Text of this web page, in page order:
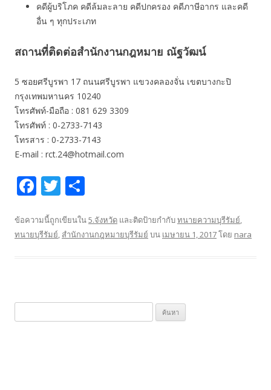
คดีผู้บริโภค คดีล้มละลาย คดีปกครอง คดีภาษีอากร และคดี
อื่น ๆ ทุกประเภท
สถานที่ติดต่อสำนักงานกฎหมาย ณัฐวัฒน์
5 ซอยศรีบูรพา 17 ถนนศรีบูรพา แขวงคลองจั่น เขตบางกะปิ
กรุงเทพมหานคร 10240
โทรศัพท์-มือถือ : 081 629 3309
โทรศัพท์ : 0-2733-7143
โทรสาร : 0-2733-7143
E-mail : rct.24@hotmail.com
F
e
b
k
T
itt
er
ar
e
ข้อความนี้ถูกเขียนใน5.จังหวัด และติดป้ายกำกับทนายความบุรีรัมย์,
ทนายบุรีรัมย์, สำนักงานกฎหมายบุรีรัมย์ บน เมษายน 1, 2017โดย nara
น